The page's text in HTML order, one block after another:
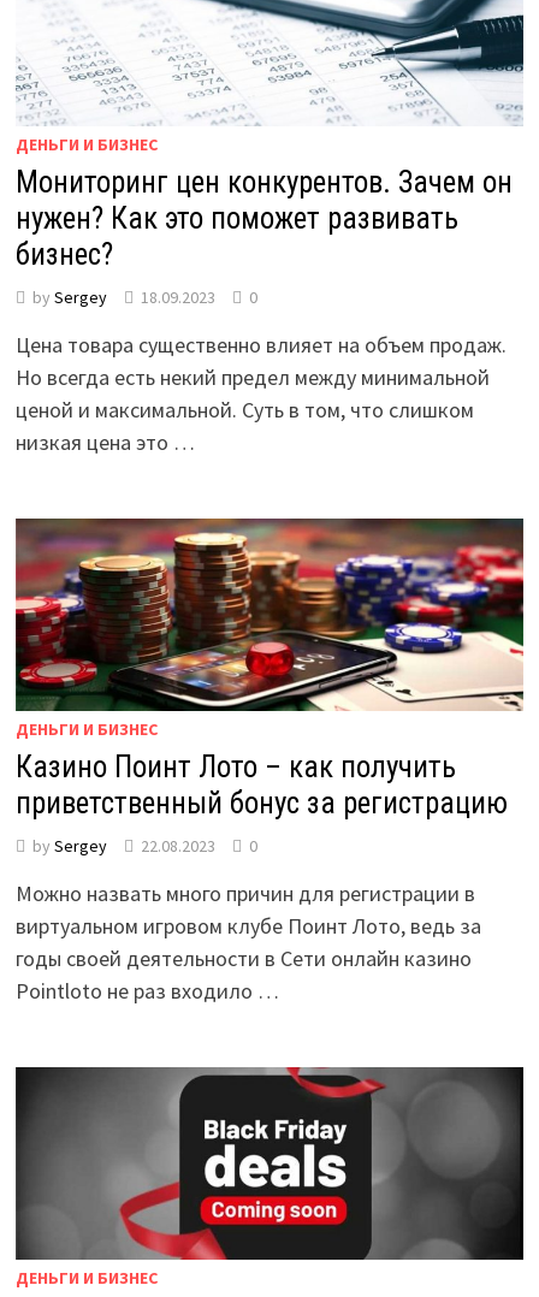
ДЕНЬГИ И БИЗНЕС
Мониторинг цен конкурентов. Зачем он
нужен? Как это поможет развивать
бизнес?
by Sergey 18.09.2023 0
Цена товара существенно влияет на объем продаж.
Но всегда есть некий предел между минимальной
ценой и максимальной. Суть в том, что слишком
низкая цена это …
ДЕНЬГИ И БИЗНЕС
Казино Поинт Лото – как получить
приветственный бонус за регистрацию
by Sergey 22.08.2023 0
Можно назвать много причин для регистрации в
виртуальном игровом клубе Поинт Лото, ведь за
годы своей деятельности в Сети онлайн казино
Pointloto не раз входило …
ДЕНЬГИ И БИЗНЕС